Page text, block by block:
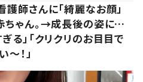
師さんに「綺麗なお顔」
ちゃん。→成長後の姿に…
る」「クリクリのお目目で
～！」